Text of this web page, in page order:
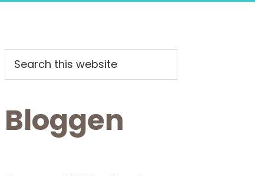
Primary
Sidebar
this
website
Bloggen